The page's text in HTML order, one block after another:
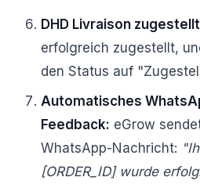
DHD Livraison
erfolgreich zugestellt,
den Status auf
Automatisches
Feedback: eGrow
WhatsApp-Nachricht:
[ORDER_ID] wurde